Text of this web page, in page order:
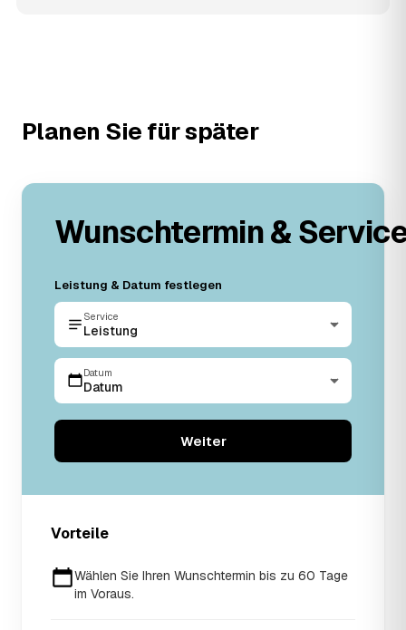
Planen Sie für später
Wunschtermin &
Leistung & Datum festlegen
Service
Leistung
Datum
Datum
Weiter
Vorteile
Wählen Sie Ihren Wunschtermin bis zu 60 Tage
im Voraus.